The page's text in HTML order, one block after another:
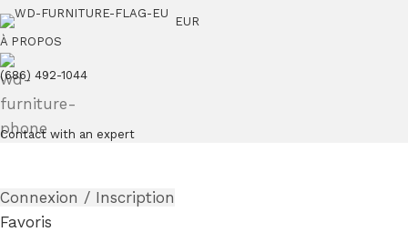
EUR
À PROPOS
(686) 492-1044
Contact with an expert
Connexion / Inscription
Favoris